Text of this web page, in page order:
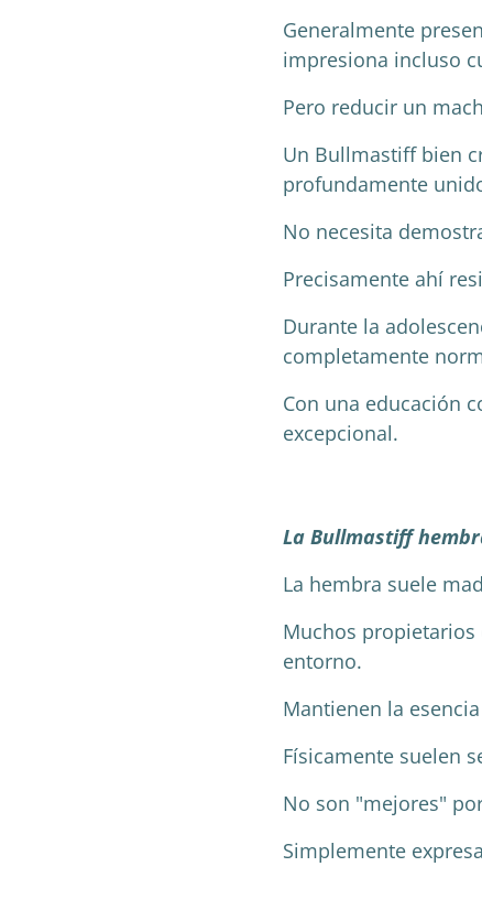
Generalmente
impresiona incluso
Pero reducir un
Un Bullmastiff bien
profundamente
No necesita
Precisamente ahí
Durante la
completamente
Con una educación
excepcional.
La Bullmastiff
La hembra suele
Muchos propietarios
entorno.
Mantienen la
Físicamente suelen
No son "mejores"
Simplemente